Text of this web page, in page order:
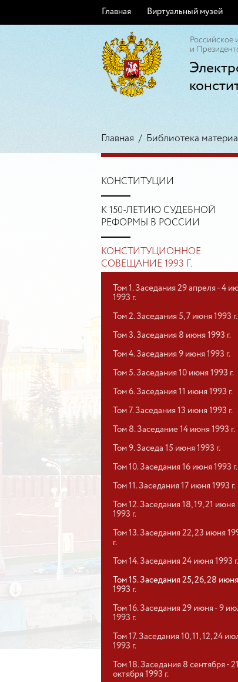
Главная Виртуальный музей
Российское
и
Главная / Библиотека
КОНСТИТУЦИИ
К 150-ЛЕТИЮ СУДЕБНОЙ
РЕФОРМЫ В РОССИИ
КОНСТИТУЦИОННОЕ
СОВЕЩАНИЕ 1993 Г.
Том 1. Заседания 29 апреля - 4
1993 г.
Том 2. Заседания 5, 7 июня 1993 г.
Том 3. Заседания 8 июня 1993 г.
Том 4. Заседания 9 июня 1993 г.
Том 5. Заседания 10 июня 1993 г.
Том 6. Заседания 11 июня 1993 г.
Том 7. Заседания 13 июня 1993 г.
Том 8. Заседание 14 июня 1993 г.
Том 9. Заседа 15 июня 1993 г.
Том 10. Заседания 16 июня 1993 г.
Том 11. Заседания 17 июня 1993 г.
Том 12. Заседания 18, 19, 21 июня
1993 г.
Том 13. Заседания 22, 23 июня
г.
Том 14. Заседания 24 июня 1993 г.
Том 15. Заседания 25, 26, 28 июня
1993 г.
Том 16. Заседания 29 июня - 9
1993 г.
Том 17. Заседания 10, 11, 12, 24
1993 г.
Том 18. Заседания 8 сентября - 21
октября 1993 г.